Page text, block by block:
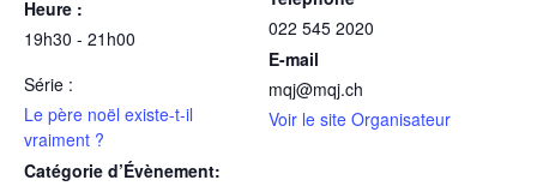
Heure :
19h30 - 21h00
Série :
Le père noël existe-t-il
vraiment ?
Catégorie d’Évènement:
022 545 2020
E-mail
mqj@mqj.ch
Voir le site Organisateur